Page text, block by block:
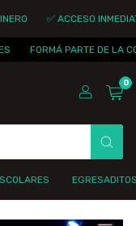
ACCESO INMEDIATO ✅
PARTE DE LA COMUNIDAD
0